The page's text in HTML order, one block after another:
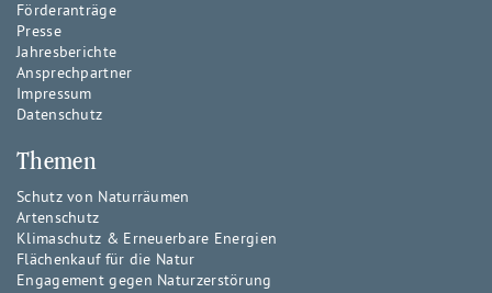
Förderanträge
Presse
Jahresberichte
Ansprechpartner
Impressum
Datenschutz
Themen
Schutz von Naturräumen
Artenschutz
Klimaschutz & Erneuerbare Energien
Flächenkauf für die Natur
Engagement gegen Naturzerstörung